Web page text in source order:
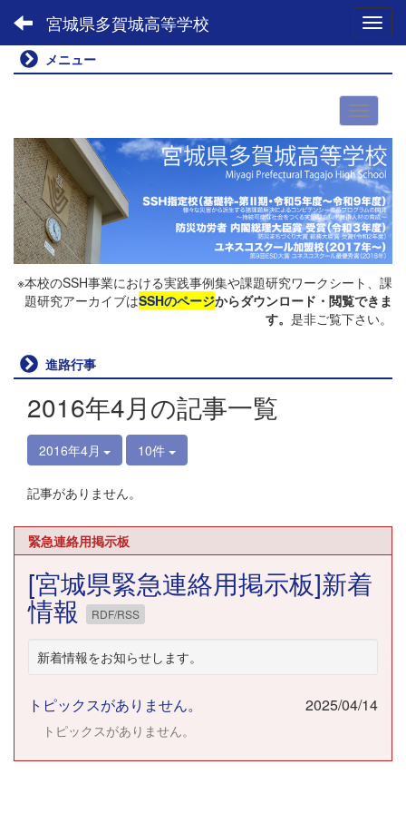
宮城県多賀城高等学校
メニュー
※本校のSSH事業における実践事例集や課題研究ワークシート、課
題研究アーカイブはSSHのページからダウンロード・閲覧できま
す。 是非ご覧下さい。
進路行事
2016年4月の記事一覧
2016年4月 10件
記事がありません。
緊急連絡用掲示板
[宮城県緊急連絡用掲示板]新着
情報 RDF/RSS
新着情報をお知らせします。
トピックスがありません。 2025/04/14
トピックスがありません。